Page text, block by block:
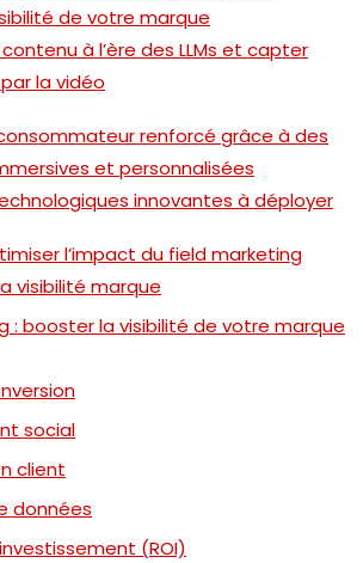
de votre marque
à l’ère des LLMs et capter
la vidéo
renforcé grâce à des
et personnalisées
innovantes à déployer
l’impact du field marketing
visibilité marque
: booster la visibilité de votre marque
social
client
données
(ROI)